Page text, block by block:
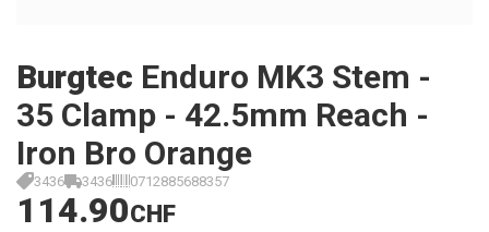
Burgtec Enduro MK3 Stem -
35 Clamp - 42.5mm Reach -
Iron Bro Orange
3436 3436 0712885688357
114.90CHF